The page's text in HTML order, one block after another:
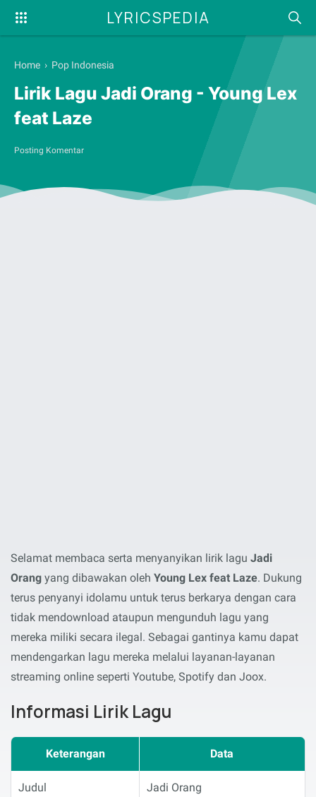
LYRICSPEDIA
Home › Pop Indonesia
Lirik Lagu Jadi Orang - Young Lex
feat Laze
Posting Komentar
Selamat membaca serta menyanyikan lirik lagu Jadi
Orang yang dibawakan oleh Young Lex feat Laze. Dukung
terus penyanyi idolamu untuk terus berkarya dengan cara
tidak mendownload ataupun mengunduh lagu yang
mereka miliki secara ilegal. Sebagai gantinya kamu dapat
mendengarkan lagu mereka melalui layanan-layanan
streaming online seperti Youtube, Spotify dan Joox.
Informasi Lirik Lagu
Keterangan Data
Judul Jadi Orang